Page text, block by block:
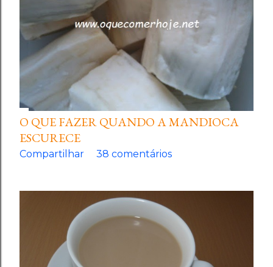
O QUE FAZER QUANDO A MANDIOCA
ESCURECE
Compartilhar 38 comentários